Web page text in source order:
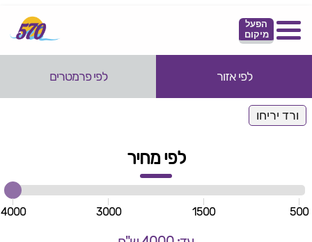
הפעל
מיקום
לפי אזור לפי פרמטרים
ורד יריחו
לפי מחיר
500
1500
3000
4000